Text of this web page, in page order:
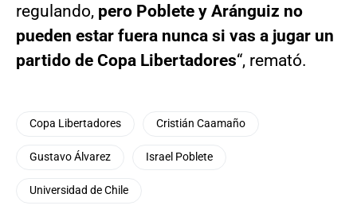
regulando, pero Poblete y Aránguiz no
pueden estar fuera nunca si vas a jugar un
partido de Copa Libertadores“, remató.
Copa Libertadores Cristián Caamaño
Gustavo Álvarez Israel Poblete
Universidad de Chile